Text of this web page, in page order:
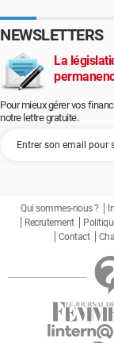
NEWSLETTERS
La
Pour mieux gérer vos
notre lettre gratuite.
Qui sommes-nous ?
Recrutement
Contact